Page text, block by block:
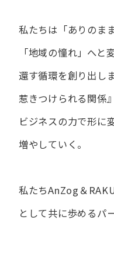
私たちは​「ありの​ま
「地域の​憧れ」へと​
還す循環を​創り出しま
惹きつけられる​関係
ビジネスの​力で​形に​
増やしていく。
私たちAnZog＆
と​して共に​歩める​パ